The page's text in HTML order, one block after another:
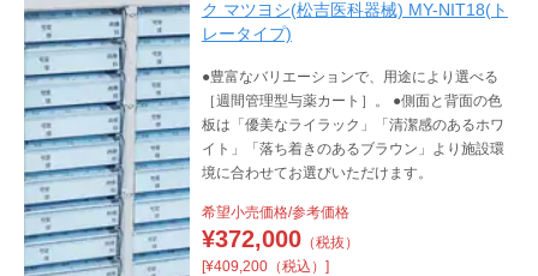
ク マツヨシ(松吉医科器械) MY-NIT18(ト
レータイプ)
●豊富なバリエーションで、用途により選べる
［週間管理型与薬カート］。 ●側面と背面の色
板は「優美なライラック」「清潔感のあるホワ
イト」「落ち着きのあるブラウン」より施設環
境に合わせてお選びいただけます。
希望小売価格/参考価格
¥372,000（税抜）
[¥409,200（税込）]